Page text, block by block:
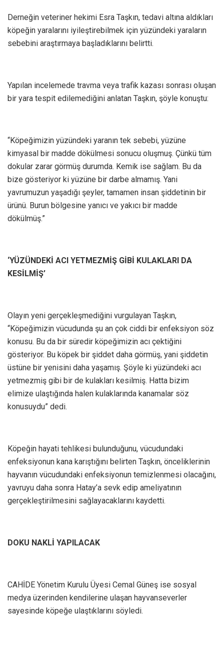
Derneğin veteriner hekimi Esra Taşkın, tedavi altına aldıkları
köpeğin yaralarını iyileştirebilmek için yüzündeki yaraların
sebebini araştırmaya başladıklarını belirtti.
Yapılan incelemede travma veya trafik kazası sonrası oluşan
bir yara tespit edilemediğini anlatan Taşkın, şöyle konuştu:
“Köpeğimizin yüzündeki yaranın tek sebebi, yüzüne
kimyasal bir madde dökülmesi sonucu oluşmuş. Çünkü tüm
dokular zarar görmüş durumda. Kemik ise sağlam. Bu da
bize gösteriyor ki yüzüne bir darbe almamış. Yani
yavrumuzun yaşadığı şeyler, tamamen insan şiddetinin bir
ürünü. Burun bölgesine yanıcı ve yakıcı bir madde
dökülmüş.”
‘YÜZÜNDEKİ ACI YETMEZMİŞ GİBİ KULAKLARI DA
KESİLMİŞ’
Olayın yeni gerçekleşmediğini vurgulayan Taşkın,
“Köpeğimizin vücudunda şu an çok ciddi bir enfeksiyon söz
konusu. Bu da bir süredir köpeğimizin acı çektiğini
gösteriyor. Bu köpek bir şiddet daha görmüş, yani şiddetin
üstüne bir yenisini daha yaşamış. Şöyle ki yüzündeki acı
yetmezmiş gibi bir de kulakları kesilmiş. Hatta bizim
elimize ulaştığında halen kulaklarında kanamalar söz
konusuydu” dedi.
Köpeğin hayati tehlikesi bulunduğunu, vücudundaki
enfeksiyonun kana karıştığını belirten Taşkın, önceliklerinin
hayvanın vücudundaki enfeksiyonun temizlenmesi olacağını,
yavruyu daha sonra Hatay’a sevk edip ameliyatının
gerçekleştirilmesini sağlayacaklarını kaydetti.
DOKU NAKLİ YAPILACAK
CAHİDE Yönetim Kurulu Üyesi Cemal Güneş ise sosyal
medya üzerinden kendilerine ulaşan hayvanseverler
sayesinde köpeğe ulaştıklarını söyledi.